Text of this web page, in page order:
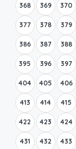
368 369 370
377 378 379
386 387 388
395 396 397
404 405 406
413 414 415
422 423 424
431 432 433